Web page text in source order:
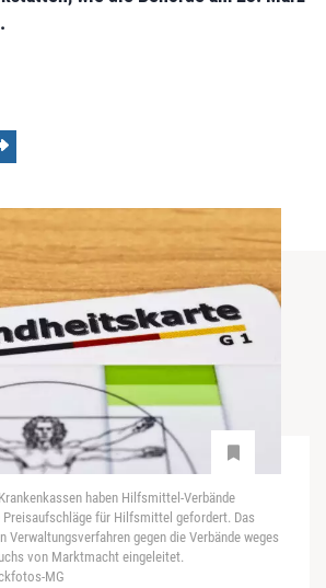
haben Hilfsmittel-Verbände
für Hilfsmittel gefordert. Das
Verwaltungsverfahren gegen die Verbände weges
von Marktmacht eingeleitet.
MG